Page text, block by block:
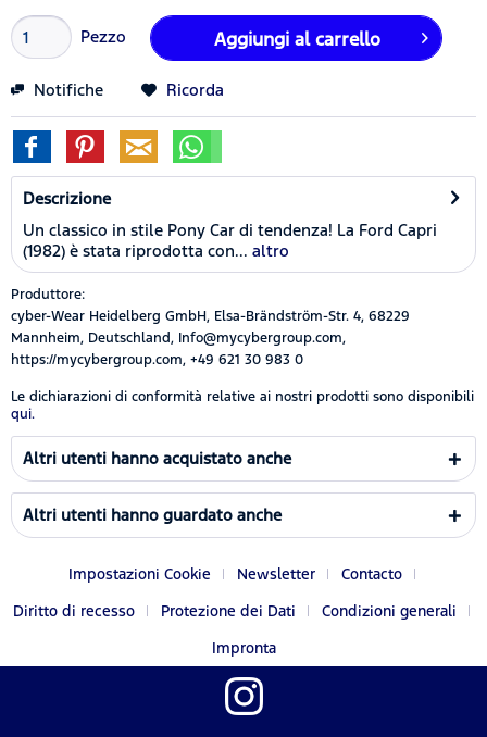
Pezzo Aggiungi al carrello
Notifiche Ricorda
Descrizione
Un classico in stile Pony Car di tendenza! La Ford Capri
(1982) è stata riprodotta con... altro
Produttore:
cyber-Wear Heidelberg GmbH, Elsa-Brändström-Str. 4, 68229
Mannheim, Deutschland, Info@mycybergroup.com,
https://mycybergroup.com, +49 621 30 983 0
Le dichiarazioni di conformità relative ai nostri prodotti sono disponibili
qui.
Altri utenti hanno acquistato anche
Altri utenti hanno guardato anche
Impostazioni Cookie Newsletter
Contacto
Diritto di recesso
Protezione dei Dati
Condizioni generali
Impronta